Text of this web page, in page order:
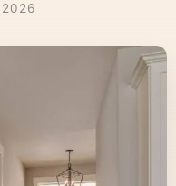
2026